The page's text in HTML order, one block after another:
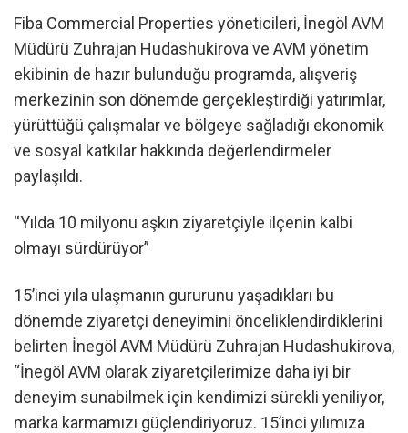
Fiba Commercial Properties yöneticileri, İnegöl AVM
Müdürü Zuhrajan Hudashukirova ve AVM yönetim
ekibinin de hazır bulunduğu programda, alışveriş
merkezinin son dönemde gerçekleştirdiği yatırımlar,
yürüttüğü çalışmalar ve bölgeye sağladığı ekonomik
ve sosyal katkılar hakkında değerlendirmeler
paylaşıldı.
“Yılda 10 milyonu aşkın ziyaretçiyle ilçenin kalbi
olmayı sürdürüyor”
15’inci yıla ulaşmanın gururunu yaşadıkları bu
dönemde ziyaretçi deneyimini önceliklendirdiklerini
belirten İnegöl AVM Müdürü Zuhrajan Hudashukirova,
“İnegöl AVM olarak ziyaretçilerimize daha iyi bir
deneyim sunabilmek için kendimizi sürekli yeniliyor,
marka karmamızı güçlendiriyoruz. 15’inci yılımıza